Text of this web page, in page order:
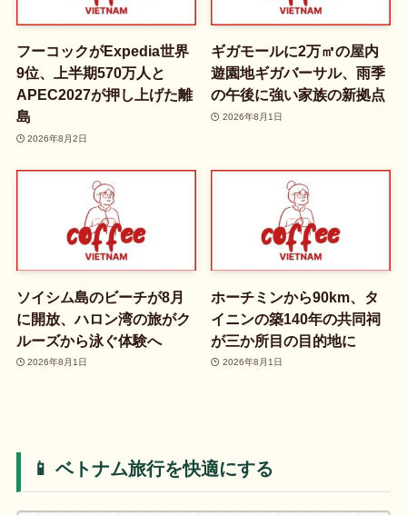
フーコックがExpedia世界
9位、上半期570万人と
APEC2027が押し上げた離
島
2026年8月2日
ギガモールに2万㎡の屋内
遊園地ギガバーサル、雨季
の午後に強い家族の新拠点
2026年8月1日
ソイシム島のビーチが8月
に開放、ハロン湾の旅がク
ルーズから泳ぐ体験へ
2026年8月1日
ホーチミンから90km、タ
イニンの築140年の共同祠
が三か所目の目的地に
2026年8月1日
📱 ベトナム旅行を快適にする